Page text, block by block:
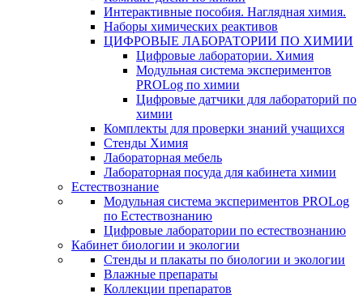
Интерактивные пособия. Наглядная химия.
Наборы химических реактивов
ЦИФРОВЫЕ ЛАБОРАТОРИИ ПО ХИМИИ
Цифровые лаборатории. Химия
Модульная система экспериментов
PROLog по химии
Цифровые датчики для лабораторий по
химии
Комплекты для проверки знаний учащихся
Стенды Химия
Лабораторная мебель
Лабораторная посуда для кабинета химии
Естествознание
Модульная система экспериментов PROLog
по Естествознанию
Цифровые лаборатории по естествознанию
Кабинет биологии и экологии
Стенды и плакаты по биологии и экологии
Влажные препараты
Коллекции препаратов